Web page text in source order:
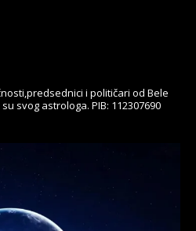
i političari od Bele
svog astrologa. PIB: 112307690